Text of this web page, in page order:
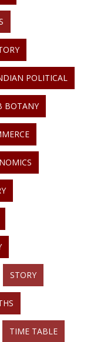
POLITICAL
BOTANY
STORY
TIME TABLE